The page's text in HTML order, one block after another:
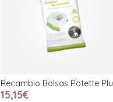
Recambio Bolsas Potette
15,15€